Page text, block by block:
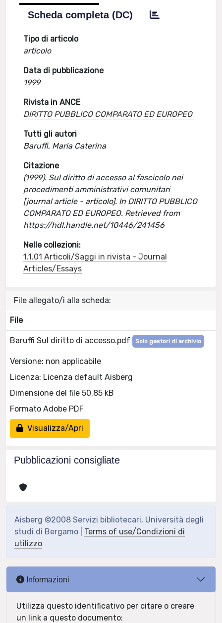
Scheda completa (DC)
Tipo di articolo
articolo
Data di pubblicazione
1999
Rivista in ANCE
DIRITTO PUBBLICO COMPARATO ED EUROPEO
Tutti gli autori
Baruffi, Maria Caterina
Citazione
(1999). Sul diritto di accesso al fascicolo nei
procedimenti amministrativi comunitari
[journal article - articolo]. In DIRITTO PUBBLICO
COMPARATO ED EUROPEO. Retrieved from
https://hdl.handle.net/10446/241456
Nelle collezioni:
1.1.01 Articoli/Saggi in rivista - Journal
Articles/Essays
File allegato/i alla scheda:
File
Baruffi Sul diritto di accesso.pdf Solo gestori di archivio
Versione: non applicabile
Licenza: Licenza default Aisberg
Dimensione del file 50.85 kB
Formato Adobe PDF
Visualizza/Apri
Pubblicazioni consigliate
Aisberg ©2008 Servizi bibliotecari, Università degli
studi di Bergamo | Terms of use/Condizioni di
utilizzo
Informazioni
Utilizza questo identificativo per citare o creare
un link a questo documento: